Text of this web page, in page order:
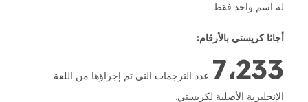
له اسم واحد فقط.
أجاثا كريستي بالأرقام:
7،233 عدد الترجمات التي تم إجراؤها من اللغة
الإنجليزية الأصلية لكريستي.